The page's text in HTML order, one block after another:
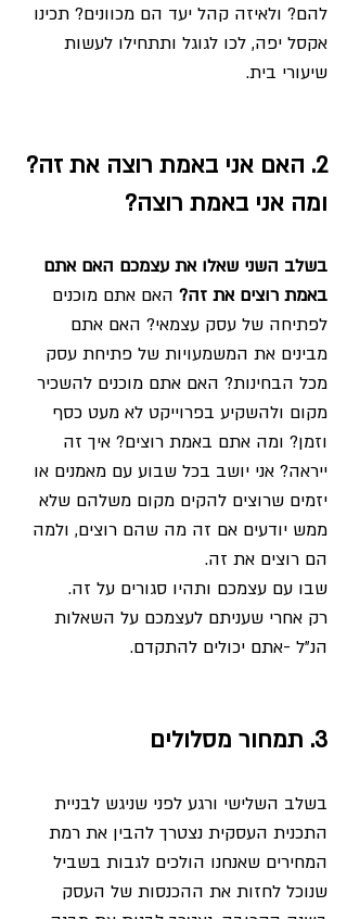
להם? ולאיזה קהל יעד הם מכוונים? תכינו
אקסל יפה, לכו לגוגל ותתחילו לעשות
שיעורי בית.
2. האם אני באמת רוצה את זה?
ומה אני באמת רוצה?
בשלב השני שאלו את עצמכם האם אתם
באמת רוצים את זה? האם אתם מוכנים
לפתיחה של עסק עצמאי? האם אתם
מבינים את המשמעויות של פתיחת עסק
מכל הבחינות? האם אתם מוכנים להשכיר
מקום ולהשקיע בפרוייקט לא מעט כסף
וזמן? ומה אתם באמת רוצים? איך זה
ייראה? אני יושב בכל שבוע עם מאמנים או
יזמים שרוצים להקים מקום משלהם שלא
ממש יודעים אם זה מה שהם רוצים, ולמה
הם רוצים את זה.
שבו עם עצמכם ותהיו סגורים על זה.
רק אחרי שעניתם לעצמכם על השאלות
הנ"ל -אתם יכולים להתקדם.
3. תמחור מסלולים
בשלב השלישי ורגע לפני שניגש לבניית
התכנית העסקית נצטרך להבין את רמת
המחירים שאנחנו הולכים לגבות בשביל
שנוכל לחזות את ההכנסות של העסק